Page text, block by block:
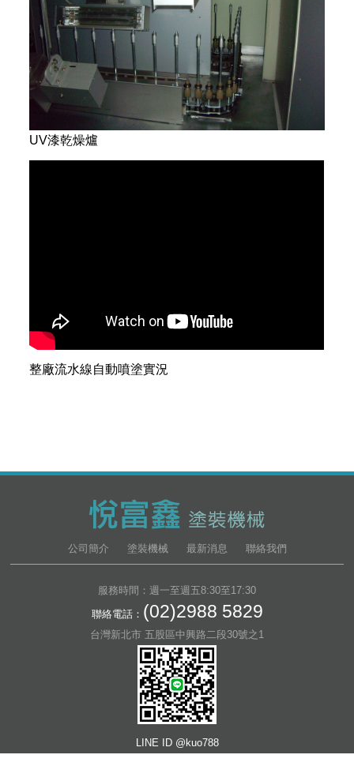
UV漆乾燥爐
整廠流水線自動噴塗實況
公司簡介 塗裝機械 最新消息 聯絡我們
服務時間：週一至週五8:30至17:30
聯絡電話： (02)2988 5829
台灣新北市 五股區中興路二段30號之1
LINE ID @kuo788